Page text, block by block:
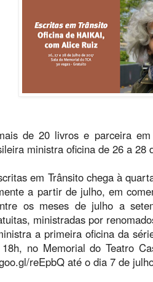
de 20 livros e parceira
ministra oficina de 26 a 28
em Trânsito chega à
a partir de julho, em
os meses de julho a
ministradas por
a primeira oficina da
no Memorial do Teatro
reEpbQ até o dia 7 de